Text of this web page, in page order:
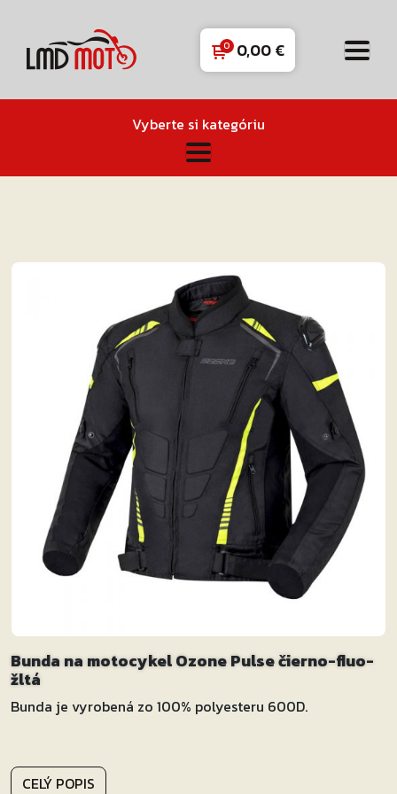
0,00€
Vyberte si kategóriu
Bunda na motocykel Ozone Pulse čierno-fluo-
žltá
Bunda je vyrobená zo 100% polyesteru 600D.
CELÝ POPIS